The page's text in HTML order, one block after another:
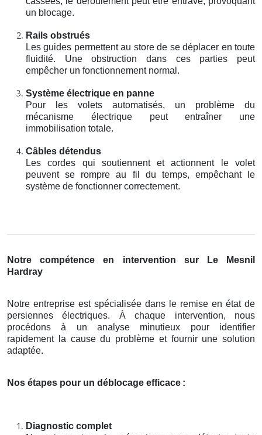
un blocage.
Rails obstrués
Les guides permettent au store de se déplacer en toute
fluidité. Une obstruction dans ces parties peut
empêcher un fonctionnement normal.
Système électrique en panne
Pour les volets automatisés, un problème du
mécanisme électrique peut entraîner une
immobilisation totale.
Câbles détendus
Les cordes qui soutiennent et actionnent le volet
peuvent se rompre au fil du temps, empêchant le
système de fonctionner correctement.
Notre compétence en intervention sur Le Mesnil
Hardray
Notre entreprise est spécialisée dans le remise en état de
persiennes électriques. À chaque intervention, nous
procédons à un analyse minutieux pour identifier
rapidement la cause du problème et fournir une solution
adaptée.
Nos étapes pour un déblocage efficace :
Diagnostic complet